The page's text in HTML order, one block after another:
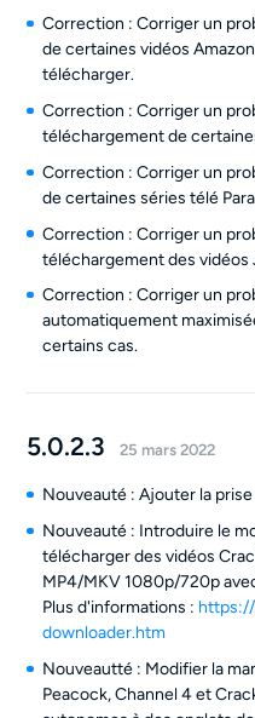
Correction : Corriger un
de certaines vidéos
télécharger.
Correction : Corriger un
téléchargement de
Correction : Corriger un
de certaines séries télé
Correction : Corriger un
téléchargement des vidéos
Correction : Corriger un
automatiquement
certains cas.
5.0.2.3 25 mars 2022
Nouveauté : Ajouter la
Nouveauté : Introduire le
télécharger des vidéos
MP4/MKV 1080p/720p
Plus d'informations :
downloader.htm
Nouveautté : Modifier la
Peacock, Channel 4 et